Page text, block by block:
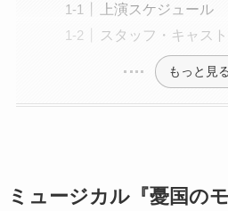
上演スケジュール
スタッフ・キャスト
もっと見る
ミュージカル『憂国の